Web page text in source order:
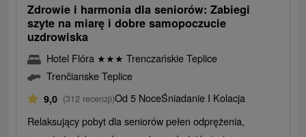
Zdrowie i harmonia dla seniorów: Zabiegi
szyte na miarę i dobre samopoczucie
uzdrowiska
Hotel Flóra ★★★ Trenczańskie Teplice
Trenčianske Teplice
9,0 (312 recenzji)Od 5 NoceŚniadanie I Kolacja
Relaksujący pobyt dla seniorów pełen odprężenia,